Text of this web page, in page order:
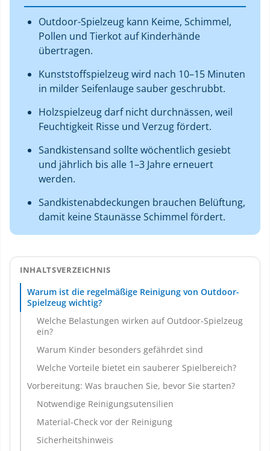
Outdoor-Spielzeug kann Keime, Schimmel,
Pollen und Tierkot auf Kinderhände
übertragen.
Kunststoffspielzeug wird nach 10–15 Minuten
in milder Seifenlauge sauber geschrubbt.
Holzspielzeug darf nicht durchnässen, weil
Feuchtigkeit Risse und Verzug fördert.
Sandkistensand sollte wöchentlich gesiebt
und jährlich bis alle 1–3 Jahre erneuert
werden.
Sandkistenabdeckungen brauchen Belüftung,
damit keine Staunässe Schimmel fördert.
INHALTSVERZEICHNIS
Warum ist die regelmäßige Reinigung von Outdoor-
Spielzeug wichtig?
Welche Belastungen wirken auf Outdoor-Spielzeug
ein?
Warum Kinder besonders gefährdet sind
Welche Vorteile bietet ein sauberer Spielbereich?
Vorbereitung: Was brauchen Sie, bevor Sie starten?
Notwendige Reinigungsutensilien
Material-Check vor der Reinigung
Sicherheitshinweis